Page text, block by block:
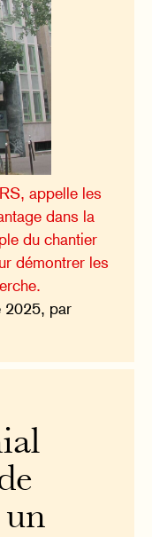
appelle les
dans la
du chantier
démontrer les
2025, par